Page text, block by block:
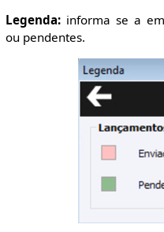
Legenda:informa se a
ou pendentes.